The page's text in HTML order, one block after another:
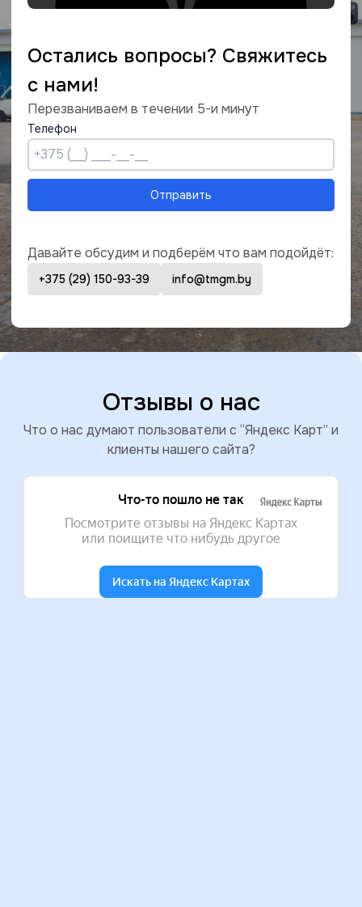
Остались вопросы? Свяжитесь
с нами!
Перезваниваем в течении 5-и минут
Телефон
Отправить
Давайте обсудим и подберём что вам подойдёт:
+375 (29) 150-93-39 info@tmgm.by
Отзывы о нас
Что о нас думают пользователи c “Яндекс Карт” и
клиенты нашего сайта?